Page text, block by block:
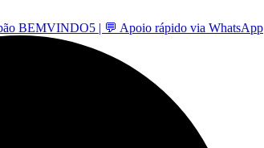
BEMVINDO5 | 💬 Apoio rápido via WhatsApp